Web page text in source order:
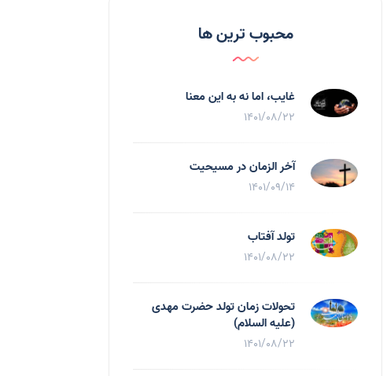
محبوب ترین ها
غایب، اما نه به اين معنا
1401/08/22
آخر الزمان در مسیحیت
1401/09/14
تولد آفتاب
1401/08/22
تحولات زمان تولد حضرت مهدی
(علیه السلام)
1401/08/22